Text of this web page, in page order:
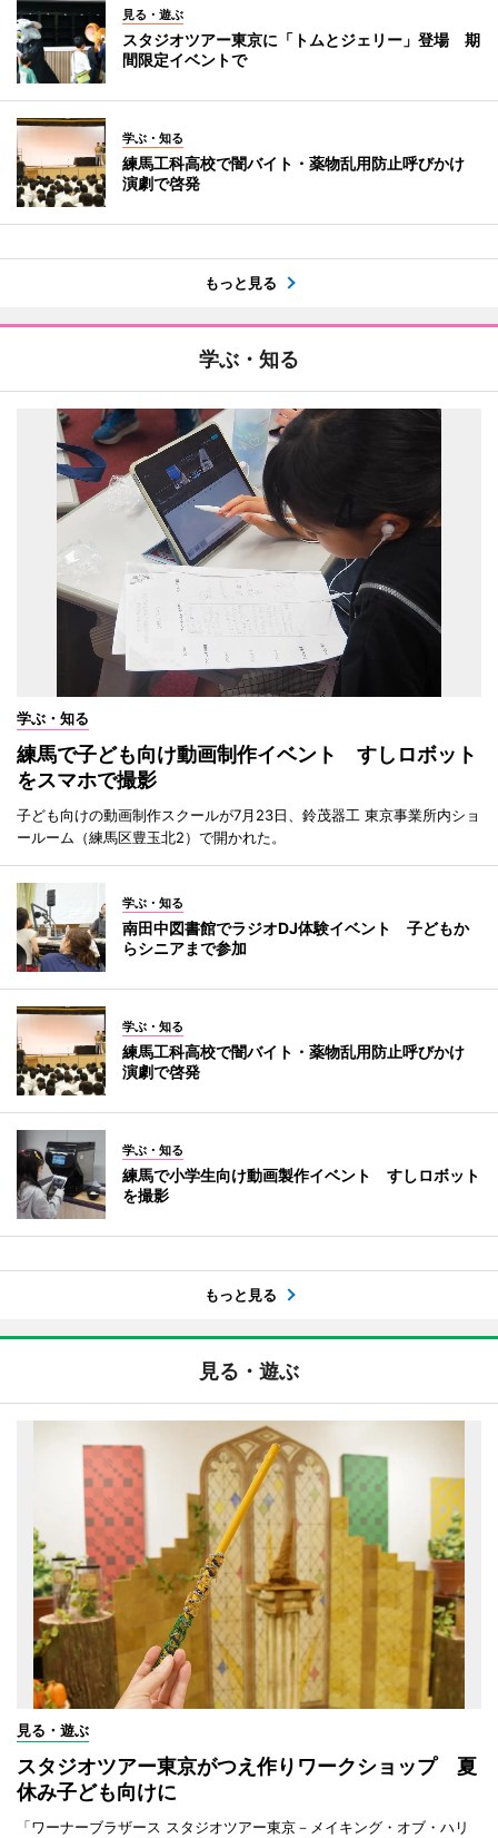
見る・遊ぶ
スタジオツアー東京に「トムとジェリー」登場 期
間限定イベントで
学ぶ・知る
練馬工科高校で闇バイト・薬物乱用防止呼びかけ
演劇で啓発
もっと見る
学ぶ・知る
学ぶ・知る
練馬で子ども向け動画制作イベント すしロボット
をスマホで撮影
子ども向けの動画制作スクールが7月23日、鈴茂器工 東京事業所内ショ
ールーム（練馬区豊玉北2）で開かれた。
学ぶ・知る
南田中図書館でラジオDJ体験イベント 子どもか
らシニアまで参加
学ぶ・知る
練馬工科高校で闇バイト・薬物乱用防止呼びかけ
演劇で啓発
学ぶ・知る
練馬で小学生向け動画製作イベント すしロボット
を撮影
もっと見る
見る・遊ぶ
見る・遊ぶ
スタジオツアー東京がつえ作りワークショップ 夏
休み子ども向けに
「ワーナーブラザース スタジオツアー東京－メイキング・オブ・ハリ